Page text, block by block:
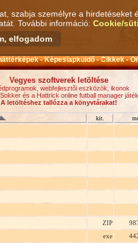
-Képeslapküldõ -Cikkek -
Vegyes szoftverek letöltése
webfejlesztõi eszközök, ikonok
és a Hattrick online futball manager
A letöltéshez tallózza a könyvtárakat!
kit.
ZIP
exe
szabja személyre a hirdetéseket
További információ: Cookie/